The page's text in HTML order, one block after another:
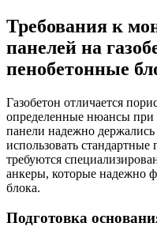
Требования к
панелей на
пенобетонные
Газобетон отличается
определенные нюансы при
панели надежно держались
использовать стандартные
требуются
анкеры, которые надежно
блока.
Подготовка